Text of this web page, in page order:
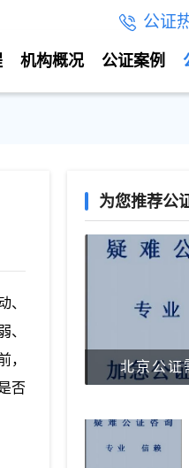
公证
公证案例
机构概况
、
、
，
否
为您推荐公
北京公证